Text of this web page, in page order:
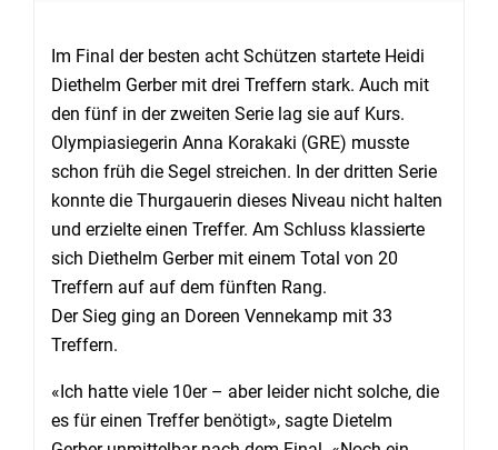
Im Final der besten acht Schützen startete Heidi
Diethelm Gerber mit drei Treffern stark. Auch mit
den fünf in der zweiten Serie lag sie auf Kurs.
Olympiasiegerin Anna Korakaki (GRE) musste
schon früh die Segel streichen. In der dritten Serie
konnte die Thurgauerin dieses Niveau nicht halten
und erzielte einen Treffer. Am Schluss klassierte
sich Diethelm Gerber mit einem Total von 20
Treffern auf auf dem fünften Rang.
Der Sieg ging an Doreen Vennekamp mit 33
Treffern.
«Ich hatte viele 10er – aber leider nicht solche, die
es für einen Treffer benötigt», sagte Dietelm